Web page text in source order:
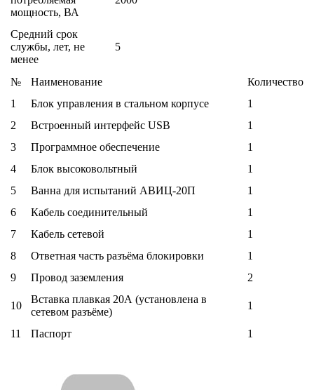
мощность, ВА
Средний срок
службы, лет, не
менее
5
№ Наименование
Количество
1
Блок управления в стальном корпусе
1
2
Встроенный интерфейс USB
1
3
Программное обеспечение
1
4
Блок высоковольтный
1
5
Ванна для испытаний АВИЦ-20П
1
6
Кабель соединительный
1
7
Кабель сетевой
1
8
Ответная часть разъёма блокировки
1
9
Провод заземления 2
10
Вставка плавкая 20А (установлена в
сетевом разъёме)
1
11 Паспорт 1